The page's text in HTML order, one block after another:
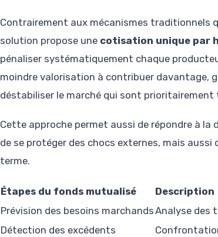
Contrairement aux mécanismes
solution propose une cotisation unique par
pénaliser systématiquement chaque
moindre valorisation à contribuer davantage,
déstabiliser le marché qui sont prioritairement
Cette approche permet aussi de répondre à la
de se protéger des chocs externes, mais
terme.
Étapes du fonds mutualisé
Description
Prévision des besoins marchandsAnalyse des
Détection des excédents